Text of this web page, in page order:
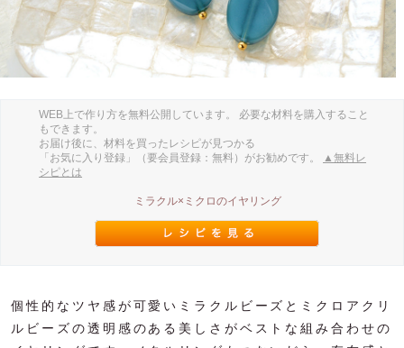
WEB上で作り方を無料公開しています。 必要な材料を購入すること
もできます。
お届け後に、材料を買ったレシピが見つかる
「お気に入り登録」（要会員登録：無料）がお勧めです。
▲無料レ
シピとは
ミラクル×ミクロのイヤリング
個性的なツヤ感が可愛いミラクルビーズとミクロアクリ
ルビーズの透明感のある美しさがベストな組み合わせの